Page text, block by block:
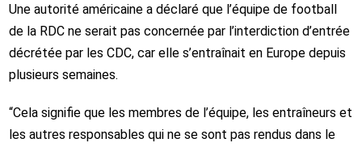
Une autorité américaine a déclaré que l’équipe de football
de la RDC ne serait pas concernée par l’interdiction d’entrée
décrétée par les CDC, car elle s’entraînait en Europe depuis
plusieurs semaines.
“Cela signifie que les membres de l’équipe, les entraîneurs et
les autres responsables qui ne se sont pas rendus dans le